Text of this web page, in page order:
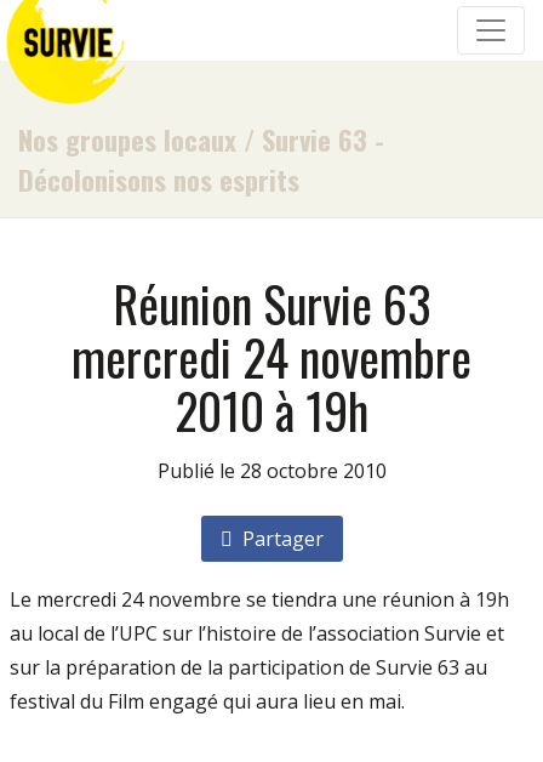
Nos groupes locaux / Survie 63 -
Décolonisons nos esprits
Réunion Survie 63
mercredi 24 novembre
2010 à 19h
Publié le 28 octobre 2010
Partager
Le mercredi 24 novembre se tiendra une réunion à 19h
au local de l’UPC sur l’histoire de l’association Survie et
sur la préparation de la participation de Survie 63 au
festival du Film engagé qui aura lieu en mai.